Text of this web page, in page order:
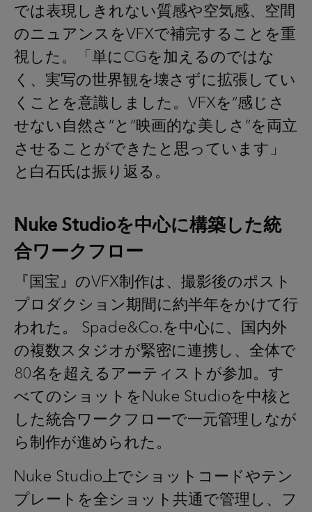
では表現しきれない質感や空気感、空間
のニュアンスをVFXで補完することを重
視した。「単にCGを加えるのではな
く、実写の世界観を壊さずに拡張してい
くことを意識しました。VFXを“感じさ
せない自然さ”と“映画的な美しさ”を両立
させることができたと思っています」
と白石氏は振り返る。
Nuke Studioを中心に構築した統
合ワークフロー
『国宝』のVFX制作は、撮影後のポスト
プロダクション期間に約半年をかけて行
われた。 Spade&Co.を中心に、国内外
の複数スタジオが緊密に連携し、全体で
80名を超えるアーティストが参加。す
べてのショットをNuke Studioを中核と
した統合ワークフローで一元管理しなが
ら制作が進められた。
Nuke Studio上でショットコードやテン
プレートを全ショット共通で管理し、フ